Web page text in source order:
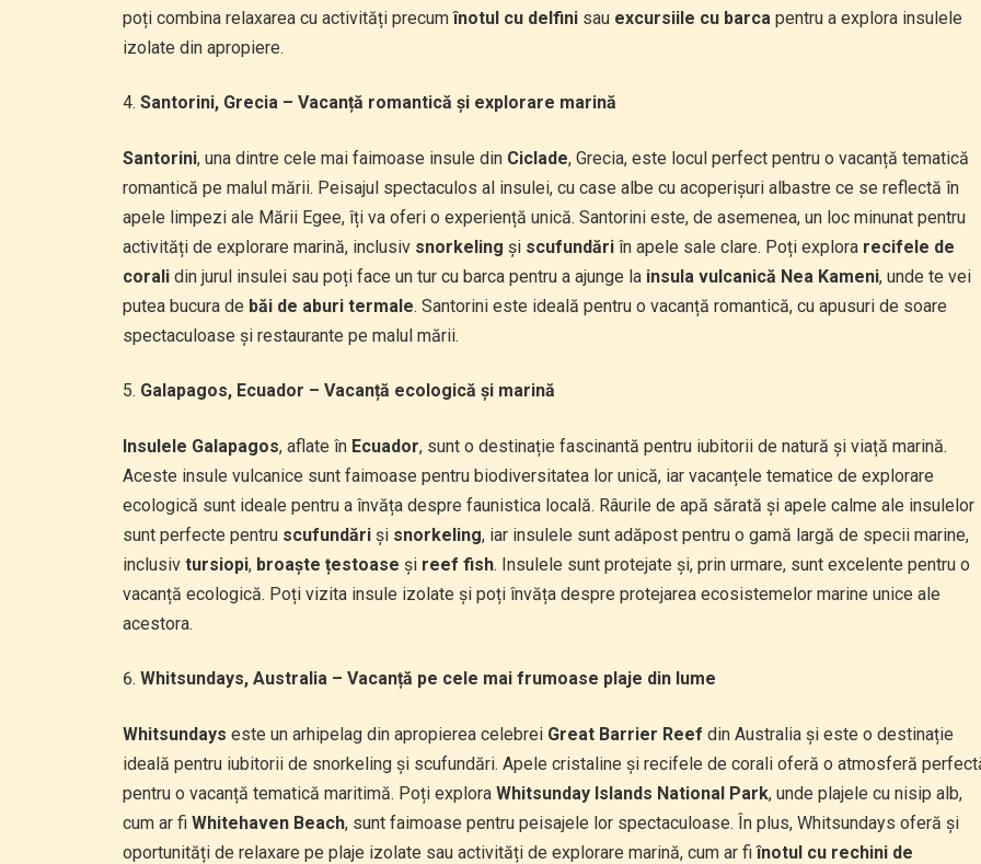
poți combina relaxarea cu activități precumînotul cu delfini sau excursiile cu barca pentru a explora insulele
izolate din apropiere.
Santorini, Grecia – Vacanță romantică și explorare marină
Santorini, una dintre cele mai faimoase insule din Ciclade, Grecia, este locul perfect pentru o vacanță tematică
romantică pe malul mării. Peisajul spectaculos al insulei, cu case albe cu acoperișuri albastre ce se reflectă în
apele limpezi ale Mării Egee, îți va oferi o experiență unică. Santorini este, de asemenea, un loc minunat pentru
activități de explorare marină, inclusiv snorkeling și scufundări în apele sale clare. Poți explora recifele de
corali din jurul insulei sau poți face un tur cu barca pentru a ajunge la insula vulcanică Nea Kameni, unde te vei
putea bucura de băi de aburi termale. Santorini este ideală pentru o vacanță romantică, cu apusuri de soare
spectaculoase și restaurante pe malul mării.
Galapagos, Ecuador – Vacanță ecologică și marină
Insulele Galapagos, aflate în Ecuador, sunt o destinație fascinantă pentru iubitorii de natură și viață marină.
Aceste insule vulcanice sunt faimoase pentru biodiversitatea lor unică, iar vacanțele tematice de explorare
ecologică sunt ideale pentru a învăța despre faunistica locală. Râurile de apă sărată și apele calme ale insulelor
sunt perfecte pentru scufundări și snorkeling, iar insulele sunt adăpost pentru o gamă largă de specii marine,
inclusiv tursiopi, broaște țestoase și reef fish. Insulele sunt protejate și, prin urmare, sunt excelente pentru o
vacanță ecologică. Poți vizita insule izolate și poți învăța despre protejarea ecosistemelor marine unice ale
acestora.
Whitsundays, Australia – Vacanță pe cele mai frumoase plaje din lume
Whitsundays este un arhipelag din apropierea celebrei Great Barrier Reef din Australia și este o destinație
ideală pentru iubitorii de snorkeling și scufundări. Apele cristaline și recifele de corali oferă o atmosferă
pentru o vacanță tematică maritimă. Poți explora Whitsunday Islands National Park, unde plajele cu nisip alb,
cum ar fi Whitehaven Beach, sunt faimoase pentru peisajele lor spectaculoase. În plus, Whitsundays oferă și
oportunități de relaxare pe plaje izolate sau activități de explorare marină, cum ar fiînotul cu rechini de